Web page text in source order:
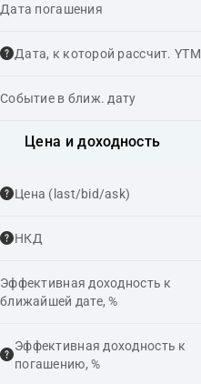
Дата погашения
Дата, к которой рассчит. YTM
Событие в ближ. дату
Цена и доходность
Цена (last/bid/ask)
НКД
Эффективная доходность к
ближайшей дате, %
Эффективная доходность к
погашению, %